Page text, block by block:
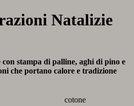
Natalizie
stampa di palline, aghi di pino e
che portano calore e tradizione
cotone